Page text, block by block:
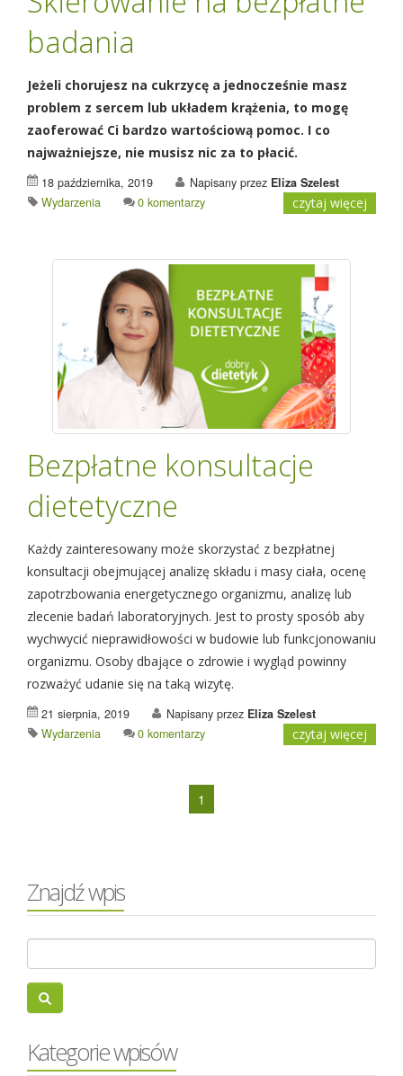
badania
Jeżeli chorujesz na cukrzycę a jednocześnie masz
problem z sercem lub układem krążenia, to mogę
zaoferować Ci bardzo wartościową pomoc. I co
najważniejsze, nie musisz nic za to płacić.
18 października, 2019 Napisany przez Eliza Szelest
Wydarzenia
0 komentarzy czytaj więcej
Bezpłatne konsultacje
dietetyczne
Każdy zainteresowany może skorzystać z bezpłatnej
konsultacji obejmującej analizę składu i masy ciała, ocenę
zapotrzbowania energetycznego organizmu, analizę lub
zlecenie badań laboratoryjnych. Jest to prosty sposób aby
wychwycić nieprawidłowości w budowie lub funkcjonowaniu
organizmu. Osoby dbające o zdrowie i wygląd powinny
rozważyć udanie się na taką wizytę.
21 sierpnia, 2019 Napisany przez Eliza Szelest
Wydarzenia
0 komentarzy czytaj więcej
1
Znajdź wpis
Kategorie wpisów